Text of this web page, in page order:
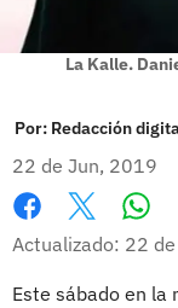
La Kalle.
Por: Redacción
22 de Jun, 2019
Facebook
X
Actualizado: 22
Este sábado en la